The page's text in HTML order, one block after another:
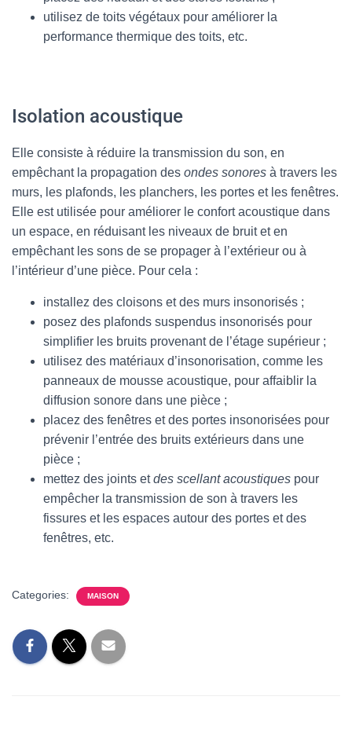
utilisez de toits végétaux pour améliorer la
performance thermique des toits, etc.
Isolation acoustique
Elle consiste à réduire la transmission du son, en
empêchant la propagation des ondes sonores à travers les
murs, les plafonds, les planchers, les portes et les fenêtres.
Elle est utilisée pour améliorer le confort acoustique dans
un espace, en réduisant les niveaux de bruit et en
empêchant les sons de se propager à l’extérieur ou à
l’intérieur d’une pièce. Pour cela :
installez des cloisons et des murs insonorisés ;
posez des plafonds suspendus insonorisés pour
simplifier les bruits provenant de l’étage supérieur ;
utilisez des matériaux d’insonorisation, comme les
panneaux de mousse acoustique, pour affaiblir la
diffusion sonore dans une pièce ;
placez des fenêtres et des portes insonorisées pour
prévenir l’entrée des bruits extérieurs dans une
pièce ;
mettez des joints etdes scellant acoustiques pour
empêcher la transmission de son à travers les
fissures et les espaces autour des portes et des
fenêtres, etc.
Categories: MAISON